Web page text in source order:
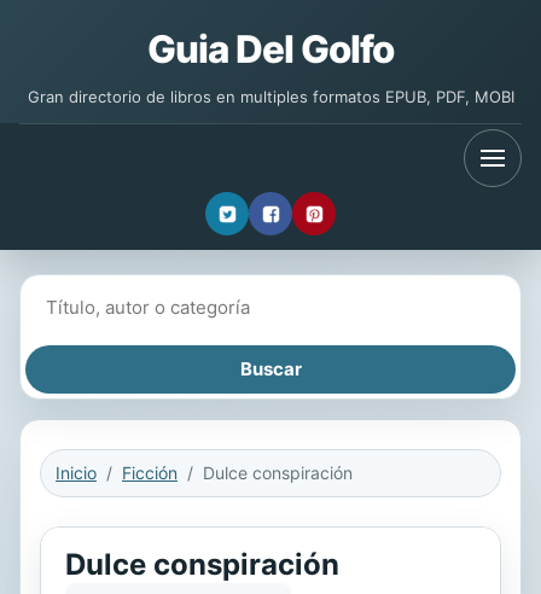
Guia Del Golfo
Gran directorio de libros en multiples formatos EPUB, PDF, MOBI
Inicio Ficción Dulce conspiración
Dulce conspiración